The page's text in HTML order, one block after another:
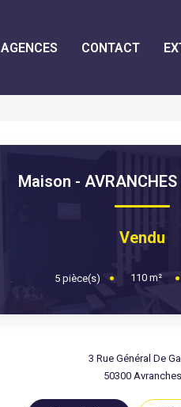
AGENCES CONTACT
Maison - AVRANCHES
Vendu
5pièce(s) 110m²
3 Rue Général De
50300 Avranches